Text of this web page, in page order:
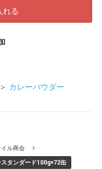
れる
＞ カレーパウダー
ル商会
タンダード100g×72缶